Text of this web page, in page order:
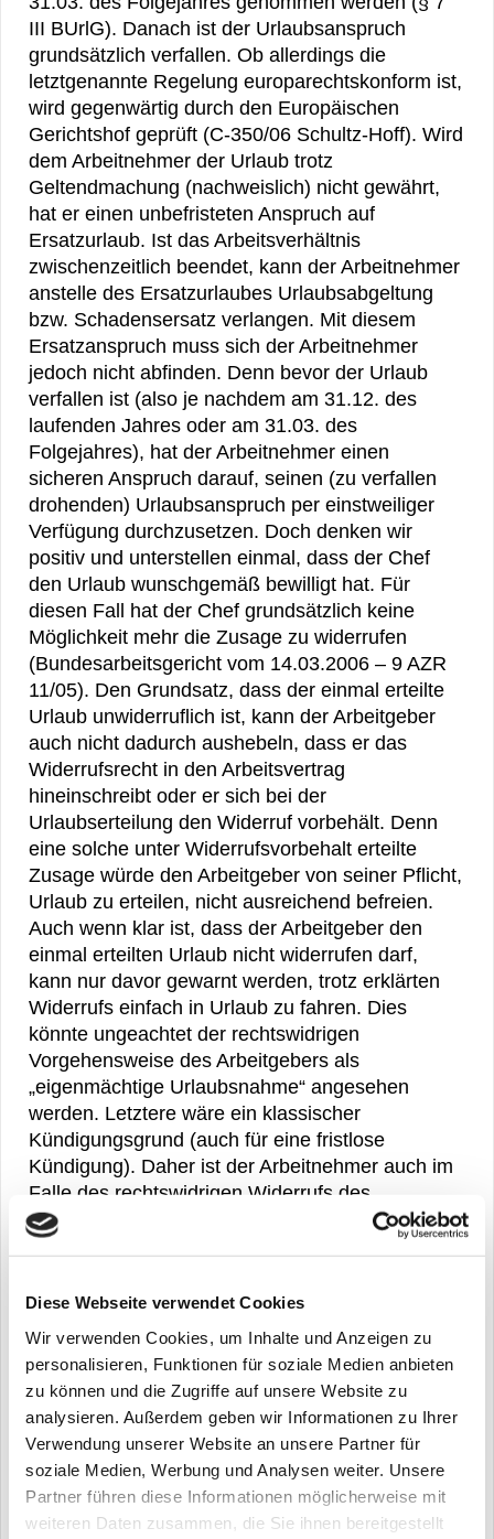
Diese Webseite verwendet Cookies
Wir verwenden Cookies, um Inhalte und Anzeigen zu
personalisieren, Funktionen für soziale Medien anbieten
zu können und die Zugriffe auf unsere Website zu
analysieren. Außerdem geben wir Informationen zu Ihrer
Verwendung unserer Website an unsere Partner für
soziale Medien, Werbung und Analysen weiter. Unsere
Partner führen diese Informationen möglicherweise mit
weiteren Daten zusammen, die Sie ihnen bereitgestellt
III BUrlG). Danach ist der Urlaubsanspruch
grundsätzlich verfallen. Ob allerdings die
letztgenannte Regelung europarechtskonform ist,
wird gegenwärtig durch den Europäischen
Gerichtshof geprüft (C-350/06 Schultz-Hoff). Wird
dem Arbeitnehmer der Urlaub trotz
Geltendmachung (nachweislich) nicht gewährt,
hat er einen unbefristeten Anspruch auf
Ersatzurlaub. Ist das Arbeitsverhältnis
zwischenzeitlich beendet, kann der Arbeitnehmer
anstelle des Ersatzurlaubes Urlaubsabgeltung
bzw. Schadensersatz verlangen. Mit diesem
Ersatzanspruch muss sich der Arbeitnehmer
jedoch nicht abfinden. Denn bevor der Urlaub
verfallen ist (also je nachdem am 31.12. des
laufenden Jahres oder am 31.03. des
Folgejahres), hat der Arbeitnehmer einen
sicheren Anspruch darauf, seinen (zu verfallen
drohenden) Urlaubsanspruch per einstweiliger
Verfügung durchzusetzen. Doch denken wir
positiv und unterstellen einmal, dass der Chef
den Urlaub wunschgemäß bewilligt hat. Für
diesen Fall hat der Chef grundsätzlich keine
Möglichkeit mehr die Zusage zu widerrufen
(Bundesarbeitsgericht vom 14.03.2006 – 9 AZR
11/05). Den Grundsatz, dass der einmal erteilte
Urlaub unwiderruflich ist, kann der Arbeitgeber
auch nicht dadurch aushebeln, dass er das
Widerrufsrecht in den Arbeitsvertrag
hineinschreibt oder er sich bei der
Urlaubserteilung den Widerruf vorbehält. Denn
eine solche unter Widerrufsvorbehalt erteilte
Zusage würde den Arbeitgeber von seiner Pflicht,
Urlaub zu erteilen, nicht ausreichend befreien.
Auch wenn klar ist, dass der Arbeitgeber den
einmal erteilten Urlaub nicht widerrufen darf,
kann nur davor gewarnt werden, trotz erklärten
Widerrufs einfach in Urlaub zu fahren. Dies
könnte ungeachtet der rechtswidrigen
Vorgehensweise des Arbeitgebers als
„eigenmächtige Urlaubsnahme“ angesehen
werden. Letztere wäre ein klassischer
Kündigungsgrund (auch für eine fristlose
Kündigung). Daher ist der Arbeitnehmer auch im
Falle des rechtswidrigen Widerrufs des
ursprünglich genehmigten Urlaubs gut beraten,
auf Nummer sicher zu gehen und gegen den
erwirken.
Sachbearbeiter: Rechtsanwalt und
Fachanwalt für Arbeitsrecht Seyfried